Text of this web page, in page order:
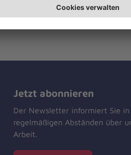
Jetzt abonnieren
Der Newsletter informiert Sie in
regelmäßigen Abständen über
Arbeit.